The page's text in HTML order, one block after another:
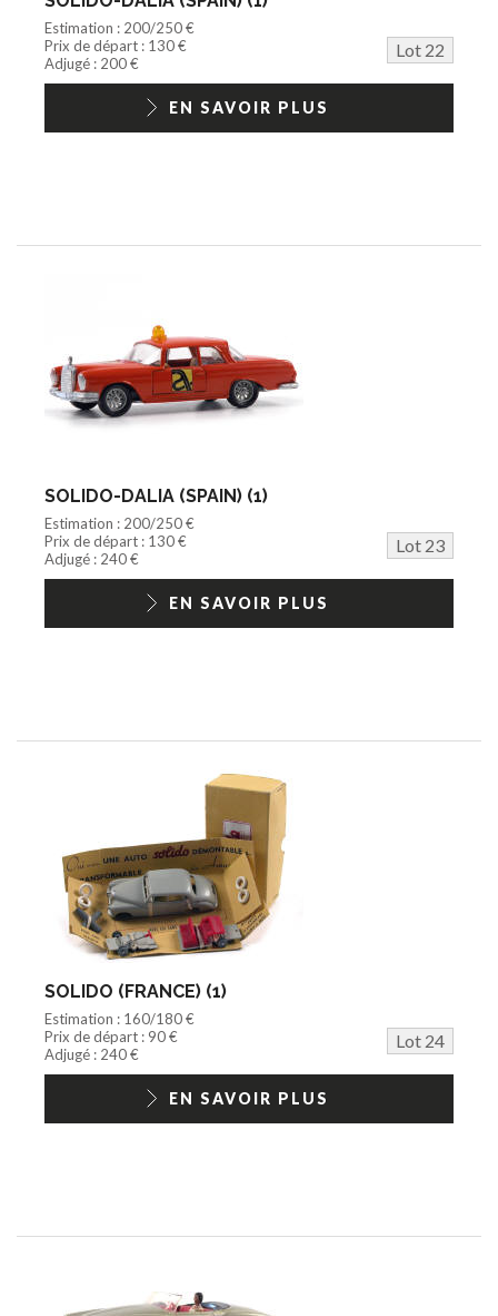
Estimation : 200/250 €
Prix de départ : 130 €
Lot 22
Adjugé : 200 €
EN SAVOIR PLUS
SOLIDO-DALIA (SPAIN) (1)
Estimation : 200/250 €
Prix de départ : 130 €
Lot 23
Adjugé : 240 €
EN SAVOIR PLUS
SOLIDO (FRANCE) (1)
Estimation : 160/180 €
Prix de départ : 90 €
Lot 24
Adjugé : 240 €
EN SAVOIR PLUS